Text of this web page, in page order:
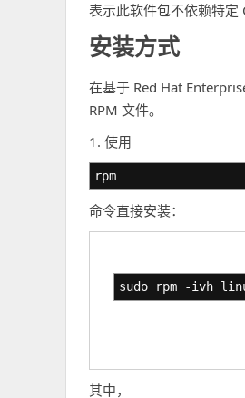
表示此软件包不依赖特定
安装方式
在基于 Red Hat
RPM 文件。
1. 使用
rpm
命令直接安装：
sudo rpm -ivh
其中，